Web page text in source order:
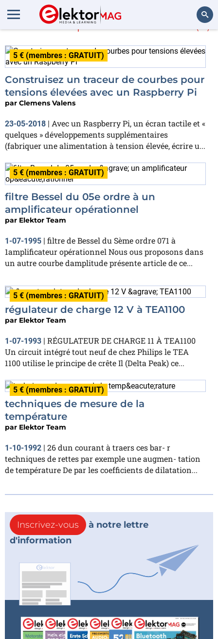
En savoir plus sur (4)
5 € (membres : GRATUIT)
Construisez un traceur de courbes pour
tensions élevées avec un Raspberry Pi
par Clemens Valens
23-05-2018 | Avec un Raspberry Pi, un écran tactile et «
quelques » développements supplémentaires
(fabriquer une alimentation à tension élevée, écrire u...
5 € (membres : GRATUIT)
filtre Bessel du 05e ordre à un
amplificateur opérationnel
par Elektor Team
1-07-1995 | filtre de Bessel du Sème ordre 071 à
1amplificateur opérationnel Nous ous proposons dans
un autre courbe damplitude présente article de ce...
5 € (membres : GRATUIT)
régulateur de charge 12 V à TEA1100
par Elektor Team
1-07-1993 | RÉGULATEUR DE CHARGE 11 À TEA1100
Un circuit intégré tout neuf de chez Philips le TEA
1100 utilise le principe de crête Il (Delta Peak) ce...
5 € (membres : GRATUIT)
techniques de mesure de la
température
par Elektor Team
1-10-1992 | 26 dun courant à traers ces bar- r
techniques de rettes par exemple une augmen- tation
de température De par les coefficients de dilatation...
Inscrivez-vous
à notre lettre
d'information